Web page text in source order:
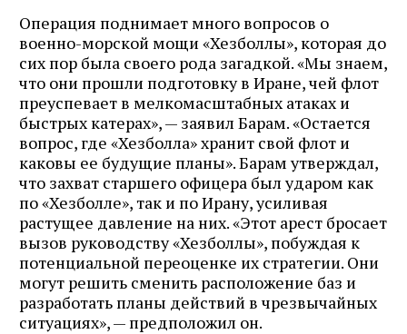
Операция поднимает много вопросов о
военно-морской мощи «Хезболлы», которая до
сих пор была своего рода загадкой. «Мы знаем,
что они прошли подготовку в Иране, чей флот
преуспевает в мелкомасштабных атаках и
быстрых катерах», — заявил Барам. «Остается
вопрос, где «Хезболла» хранит свой флот и
каковы ее будущие планы». Барам утверждал,
что захват старшего офицера был ударом как
по «Хезболле», так и по Ирану, усиливая
растущее давление на них. «Этот арест бросает
вызов руководству «Хезболлы», побуждая к
потенциальной переоценке их стратегии. Они
могут решить сменить расположение баз и
разработать планы действий в чрезвычайных
ситуациях», — предположил он.